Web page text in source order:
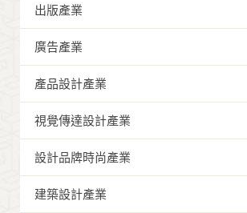
出版產業
廣告產業
產品設計產業
視覺傳達設計產業
設計品牌時尚產業
建築設計產業